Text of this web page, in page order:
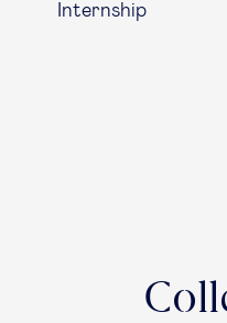
Internship